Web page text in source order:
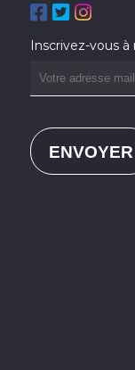
Inscrivez-vous